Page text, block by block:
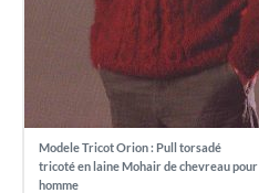
Modele Tricot Orion : Pull torsadé
tricoté en laine Mohair de chevreau pour
homme